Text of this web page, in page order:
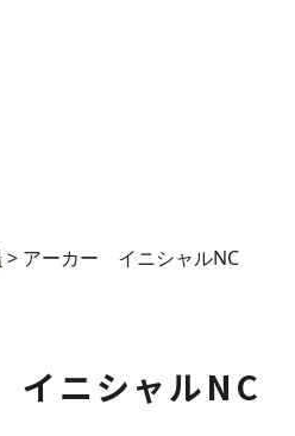
> アーカー イニシャルNC
ニシャルNC